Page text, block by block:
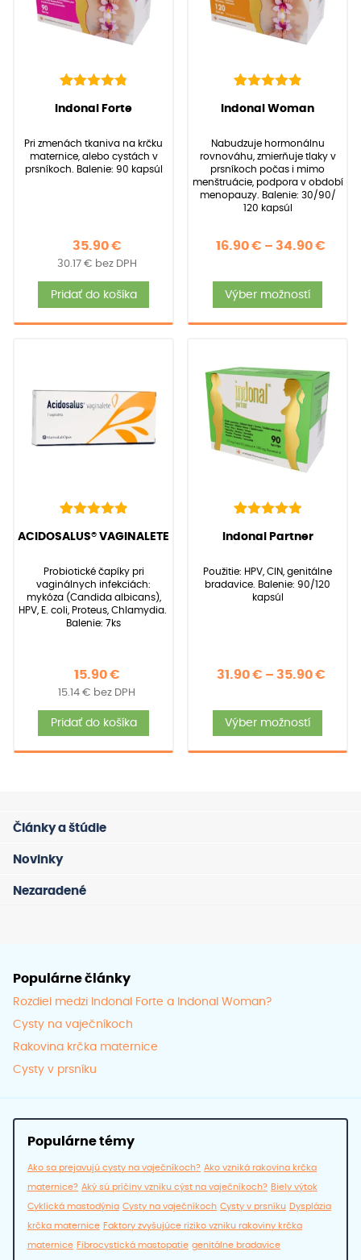
4.91
základe
zákazníckych
recenzií
(142recenzií
Indonal Forte
Pri zmenách tkaniva na krčku
maternice, alebo cystách v
prsníkoch. Balenie: 90 kapsúl
35.90€
30.17 € bez DPH
Pridať do košíka
4.97
základe
zákazníckych
recenzií
recenzií zákazníkov)
Indonal Woman
Nabudzuje hormonálnu
rovnováhu, zmierňuje tlaky v
prsníkoch počas i mimo
menštruácie, podpora v období
menopauzy. Balenie: 30/90/
120 kapsúl
16.90€ – 34.90€
Výber možností
má
si
4.95
základe
zákazníckych
recenzií
(22recenzií zákazníkov)
ACIDOSALUS® VAGINALETE
Probiotické čapíky pri
vaginálnych infekciách:
mykóza (Candida albicans),
HPV, E. coli, Proteus, Chlamydia.
Balenie: 7ks
15.90€
15.14 € bez DPH
Pridať do košíka
5.00
základe
zákazníckych
recenzií
recenzií zákazníkov)
Indonal Partner
Použitie: HPV, CIN, genitálne
bradavice. Balenie: 90/120
kapsúl
31.90€ – 35.90€Price
Výber možností
má
Články a štúdie
Novinky
Nezaradené
Populárne články
Rozdiel medzi Indonal Forte a Indonal Woman?
Cysty na vaječníkoch
Rakovina krčka maternice
Cysty v prsníku
Populárne témy
Ako sa prejavujú cysty na vaječníkoch? Ako vzniká rakovina krčka
maternice? Aký sú príčiny vzniku cýst na vaječníkoch? Biely výtok
Cyklická mastodýnia Cysty na vaječníkoch Cysty v prsníku Dysplázia
krčka maternice Faktory zvyšujúce riziko vzniku rakoviny krčka
maternice Fibrocystická mastopatie genitálne bradavice